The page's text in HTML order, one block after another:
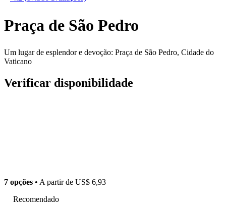
Praça de São Pedro
Um lugar de esplendor e devoção: Praça de São Pedro, Cidade do
Vaticano
Verificar disponibilidade
7 opções • A partir de US$ 6,93
Recomendado